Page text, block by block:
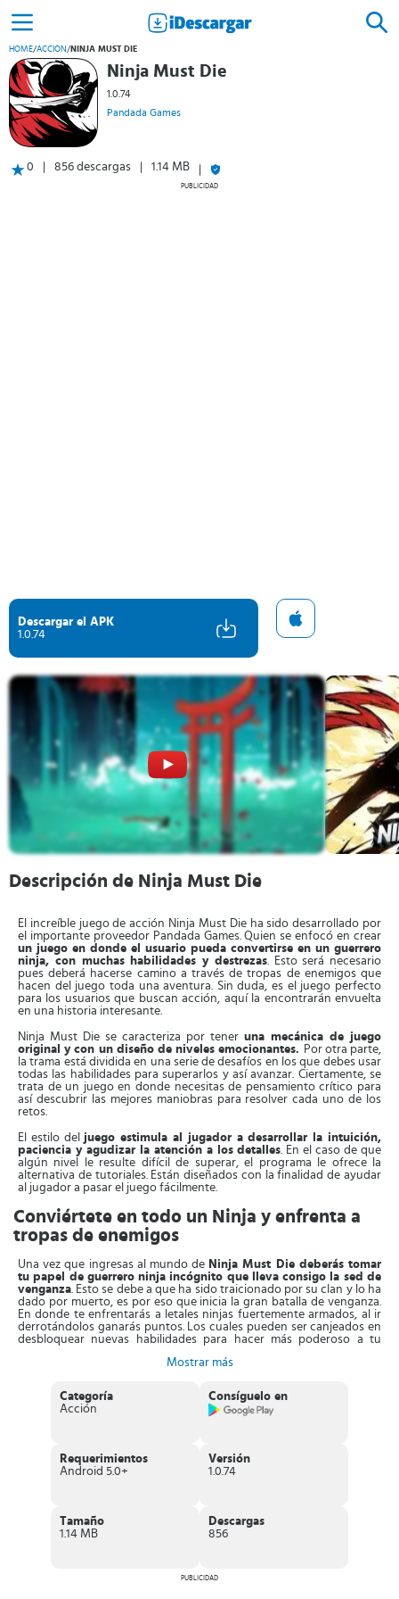
HOME/ACCIÓN/ NINJA MUST DIE
Ninja Must Die
1.0.74
Pandada Games
0 856 descargas 1.14 MB
PUBLICIDAD
Descargar el APK
1.0.74
Descripción de Ninja Must Die
El increíble juego de acción Ninja Must Die ha sido desarrollado por
el importante proveedor Pandada Games. Quien se enfocó en crear
un juego en donde el usuario pueda convertirse en un guerrero
ninja, con muchas habilidades y destrezas. Esto será necesario
pues deberá hacerse camino a través de tropas de enemigos que
hacen del juego toda una aventura. Sin duda, es el juego perfecto
para los usuarios que buscan acción, aquí la encontrarán envuelta
en una historia interesante.
Ninja Must Die se caracteriza por tener una mecánica de juego
original y con un diseño de niveles emocionantes. Por otra parte,
la trama está dividida en una serie de desafíos en los que debes usar
todas las habilidades para superarlos y así avanzar. Ciertamente, se
trata de un juego en donde necesitas de pensamiento crítico para
así descubrir las mejores maniobras para resolver cada uno de los
retos.
El estilo del juego estimula al jugador a desarrollar la intuición,
paciencia y agudizar la atención a los detalles. En el caso de que
algún nivel le resulte difícil de superar, el programa le ofrece la
alternativa de tutoriales. Están diseñados con la finalidad de ayudar
al jugador a pasar el juego fácilmente.
Conviértete en todo un Ninja y enfrenta a
tropas de enemigos
Una vez que ingresas al mundo de Ninja Must Die deberás tomar
tu papel de guerrero ninja incógnito que lleva consigo la sed de
venganza. Esto se debe a que ha sido traicionado por su clan y lo ha
dado por muerto, es por eso que inicia la gran batalla de venganza.
En donde te enfrentarás a letales ninjas fuertemente armados, al ir
derrotándolos ganarás puntos. Los cuales pueden ser canjeados en
desbloquear nuevas habilidades para hacer más poderoso a tu
alternativa de
multijugador cooperativo único. El cual consiste
en formar equipos de amigos
que te brinden todo el apoyo
necesario para enfrentarse a la gran cantidad de enemigos. Entre
Los enemigos deNinja Must Die, no solo son ninjas también
samuráis y para darle mayor dramatismo arañas gigantes.
aplicación le proporciona al jugador una experiencia de juego
inmersiva.
temática ninja
Mostrar más
Categoría
Acción
Consíguelo en
Requerimientos
Android 5.0+
Versión
1.0.74
Tamaño
1.14 MB
Descargas
856
PUBLICIDAD